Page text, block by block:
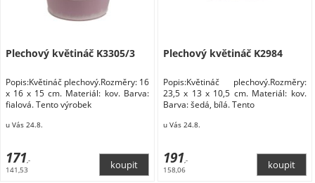
Plechový květináč K3305/3
Popis:Květináč plechový.Rozměry: 16
x 16 x 15 cm. Materiál: kov. Barva:
fialová. Tento výrobek
u Vás 24.8.
171,-
141,53
Plechový květináč K2984
Popis:Květináč plechový.Rozměry:
23,5 x 13 x 10,5 cm. Materiál: kov.
Barva: šedá, bílá. Tento
u Vás 24.8.
191,-
158,06